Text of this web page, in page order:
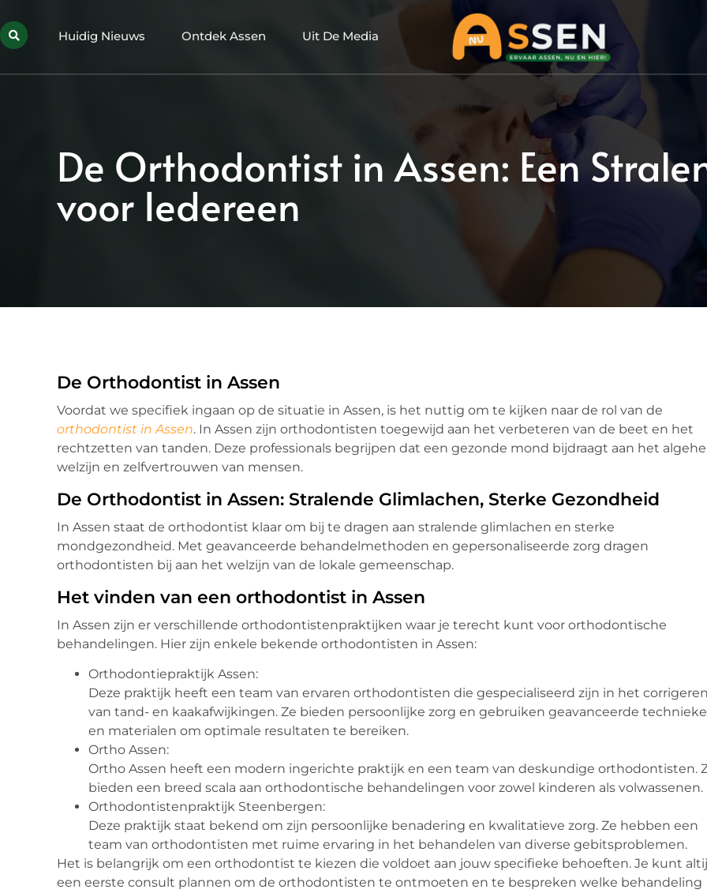
Huidig Nieuws Ontdek Assen Uit De Media
De Orthodontist in Assen: Een
voor Iedereen
De Orthodontist in Assen
Voordat we specifiek ingaan op de situatie in Assen, is het nuttig om te kijken naar de rol van de
orthodontist in Assen. In Assen zijn orthodontisten toegewijd aan het verbeteren van de beet en het
rechtzetten van tanden. Deze professionals begrijpen dat een gezonde mond bijdraagt aan het
welzijn en zelfvertrouwen van mensen.
De Orthodontist in Assen: Stralende Glimlachen, Sterke Gezondheid
In Assen staat de orthodontist klaar om bij te dragen aan stralende glimlachen en sterke
mondgezondheid. Met geavanceerde behandelmethoden en gepersonaliseerde zorg dragen
orthodontisten bij aan het welzijn van de lokale gemeenschap.
Het vinden van een orthodontist in Assen
In Assen zijn er verschillende orthodontistenpraktijken waar je terecht kunt voor orthodontische
behandelingen. Hier zijn enkele bekende orthodontisten in Assen:
Orthodontiepraktijk Assen:
Deze praktijk heeft een team van ervaren orthodontisten die gespecialiseerd zijn in het
van tand- en kaakafwijkingen. Ze bieden persoonlijke zorg en gebruiken geavanceerde
en materialen om optimale resultaten te bereiken.
Ortho Assen:
Ortho Assen heeft een modern ingerichte praktijk en een team van deskundige orthodontisten.
bieden een breed scala aan orthodontische behandelingen voor zowel kinderen als volwassenen.
Orthodontistenpraktijk Steenbergen:
Deze praktijk staat bekend om zijn persoonlijke benadering en kwalitatieve zorg. Ze hebben een
team van orthodontisten met ruime ervaring in het behandelen van diverse gebitsproblemen.
Het is belangrijk om een orthodontist te kiezen die voldoet aan jouw specifieke behoeften. Je kunt
een eerste consult plannen om de orthodontisten te ontmoeten en te bespreken welke behandeling